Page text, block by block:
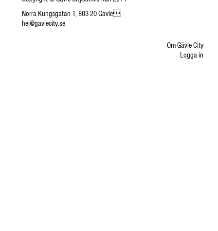
Norra Kungsgatan 1, 803 20 Gävle
hej@gavlecity.se
Om Gävle City
Logga in